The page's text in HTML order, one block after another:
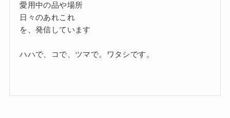
愛用中の品や場所
日々のあれこれ
を、発信しています
ハハで、コで、ツマで。ワタシです。